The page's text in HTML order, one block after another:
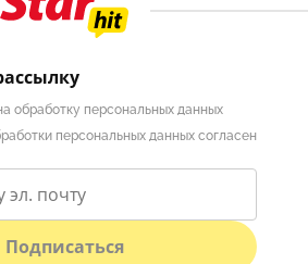
обработку персональных данных
персональных данных согласен
Подписаться